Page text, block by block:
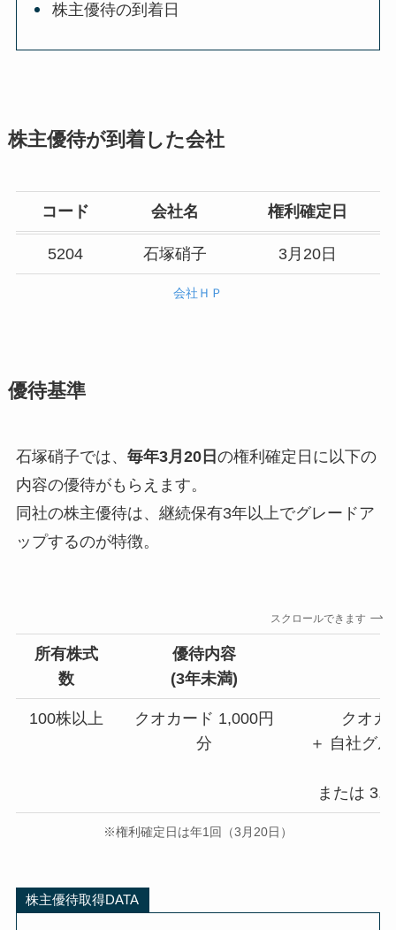
株主優待の到着日
株主優待が到着した会社
コード 会社名 権利確定日
5204 石塚硝子 3月20日
会社ＨＰ
優待基準
石塚硝子では、 毎年3月20日 の権利確定日に以下の
内容の優待がもらえます。
同社の株主優待は、継続保有3年以上でグレードア
ップするのが特徴。
スクロールできます
所有株式
数
優待内容
(3年未満)
100株以上
クオカード 1,000円
分
クオカ
＋ 自社グ
または
※権利確定日は年1回（3月20日）
株主優待取得DATA